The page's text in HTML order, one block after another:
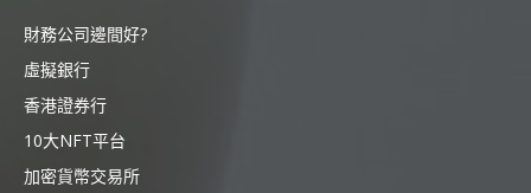
財務公司邊間好?
虛擬銀行
香港證券行
10大NFT平台
加密貨幣交易所